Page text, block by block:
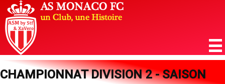
CHAMPIONNAT DIVISION 2 - SAISON